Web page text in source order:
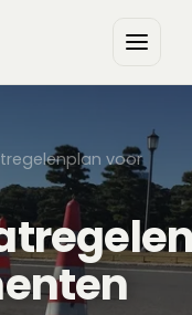
voor